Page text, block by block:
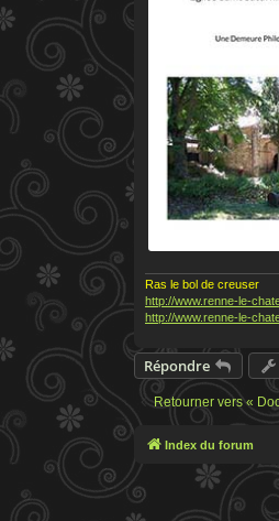
Ras le bol de creuser
http://www.renne-le-
http://www.renne-le-
Répondre
Retourner vers «
Index du forum